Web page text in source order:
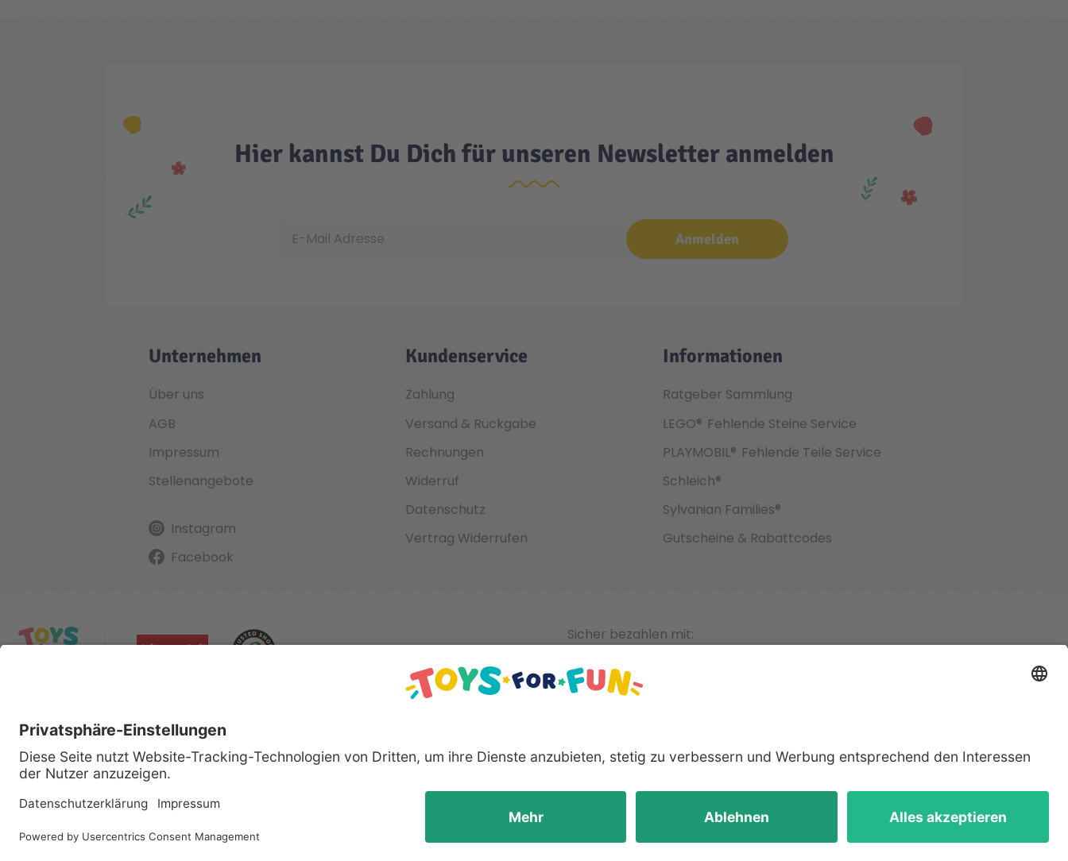
Hier kannst Du Dich für unseren Newsletter anmelden
Anmelden
Unternehmen
Über uns
AGB
Impressum
Stellenangebote
Instagram
Facebook
Kundenservice
Zahlung
Versand & Rückgabe
Rechnungen
Widerruf
Datenschutz
Vertrag Widerrufen
Informationen
Ratgeber Sammlung
LEGO® Fehlende Steine Service
PLAYMOBIL® Fehlende Teile Service
Schleich®
Sylvanian Families®
Gutscheine & Rabattcodes
Sicher bezahlen mit:
Alle genannten Produkte und Logos sind eingetragene Warenzeichen der jeweiligen
Hersteller.
Copyright © 2008 - 2026 Toys for Fun GmbH - Alle Rechte vorbehalten